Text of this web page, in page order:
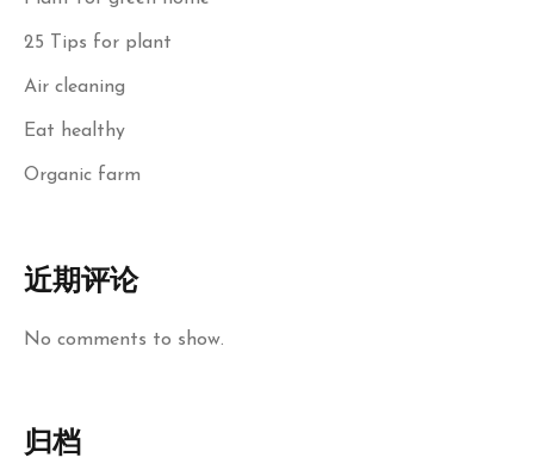
25 Tips for plant
Air cleaning
Eat healthy
Organic farm
近期评论
No comments to show.
归档